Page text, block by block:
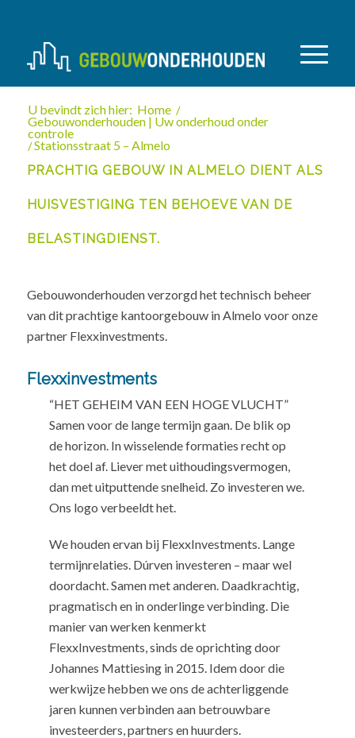
U bevindt zich hier: Home /
Gebouwonderhouden | Uw onderhoud onder
controle
/Stationsstraat 5 – Almelo
PRACHTIG GEBOUW IN ALMELO DIENT ALS
HUISVESTIGING TEN BEHOEVE VAN DE
BELASTINGDIENST.
Gebouwonderhouden verzorgd het technisch beheer
van dit prachtige kantoorgebouw in Almelo voor onze
partner Flexxinvestments.
Flexxinvestments
“HET GEHEIM VAN EEN HOGE VLUCHT”
Samen voor de lange termijn gaan. De blik op
de horizon. In wisselende formaties recht op
het doel af. Liever met uithoudingsvermogen,
dan met uitputtende snelheid. Zo investeren we.
Ons logo verbeeldt het.
We houden ervan bij FlexxInvestments. Lange
termijnrelaties. Dúrven investeren – maar wel
doordacht. Samen met anderen. Daadkrachtig,
pragmatisch en in onderlinge verbinding. Die
manier van werken kenmerkt
FlexxInvestments, sinds de oprichting door
Johannes Mattiesing in 2015. Idem door die
werkwijze hebben we ons de achterliggende
jaren kunnen verbinden aan betrouwbare
investeerders, partners en huurders.